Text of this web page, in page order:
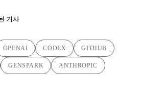
기사
OPENAI CODEX GITHUB
GENSPARK ANTHROPIC